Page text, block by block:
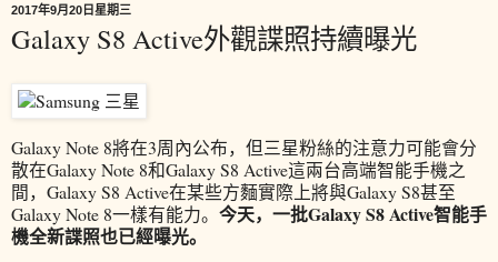
2017年9月20日星期三
Galaxy S8 Active外觀諜照持續曝光
Galaxy Note 8將在3周內公布，但三星粉絲的注意力可能會分
散在Galaxy Note 8和Galaxy S8 Active這兩台高端智能手機之
間，Galaxy S8 Active在某些方麵實際上將與Galaxy S8甚至
Galaxy Note 8一樣有能力。 今天，一批Galaxy S8 Active智能手
機全新諜照也已經曝光。